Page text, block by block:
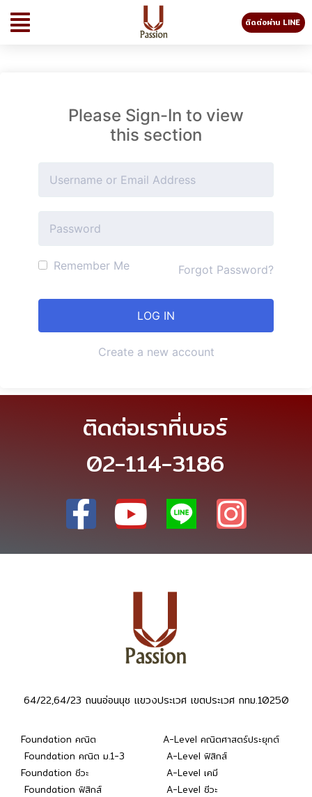
ติดต่อผ่าน LINE
Please Sign-In to view
this section
Remember Me Forgot Password?
Create a new account
ติดต่อเราที่เบอร์
02-114-3186
64/22,64/23 ถนนอ่อนนุช แขวงประเวศ เขตประเวศ กทม.10250
Foundation คณิต
Foundation คณิต ม.1-3
Foundation ชีวะ
Foundation ฟิสิกส์
A-Level คณิตศาสตร์ประยุกต์
A-Level ฟิสิกส์
A-Level เคมี
A-Level ชีวะ